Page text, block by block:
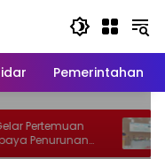
Pemerintahan